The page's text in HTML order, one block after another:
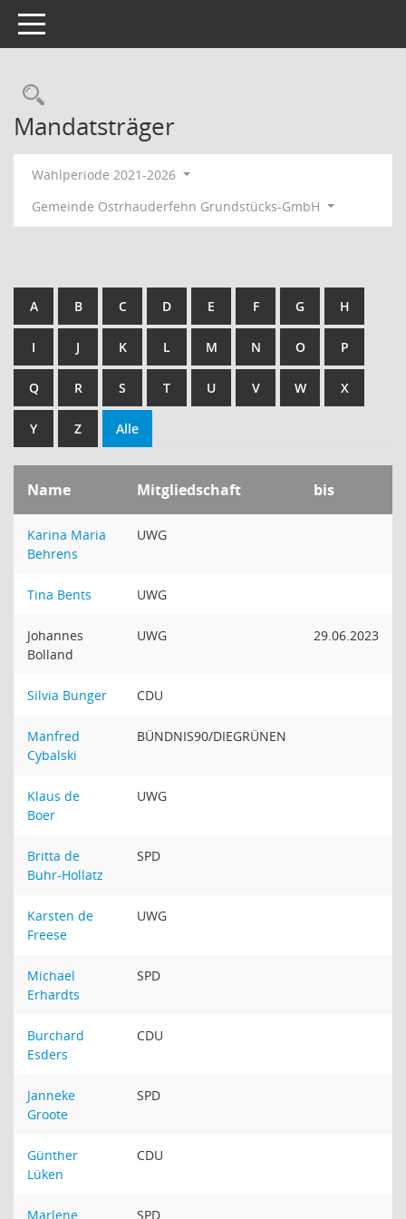
Toggle navigation
Rechercheauswahl
Mandatsträger
Wahlperiode 2021-2026
Gemeinde Ostrhauderfehn Grundstücks-GmbH
A B C D E F G H
I J K L M N O P
Q R S T U V W X
Y Z Alle
Name Mitgliedschaft bis
Karina Maria
Behrens
UWG
Tina Bents UWG
Johannes
Bolland
UWG 29.06.2023
Silvia Bunger CDU
Manfred
Cybalski
BÜNDNIS90/DIEGRÜNEN
Klaus de
Boer
UWG
Britta de
Buhr-Hollatz
SPD
Karsten de
Freese
UWG
Michael
Erhardts
SPD
Burchard
Esders
CDU
Janneke
Groote
SPD
Günther
Lüken
CDU
Marlene SPD